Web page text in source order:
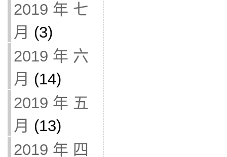
2019 年 七
月 (3)
2019 年 六
月 (14)
2019 年 五
月 (13)
2019 年 四